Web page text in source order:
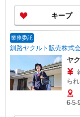
キープ
業務委託
釧路ヤクルト販売株式
ヤ
ら
えた高収
は
6-5-